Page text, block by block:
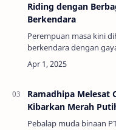
Riding dengan
Berkendara
Perempuan masa kini
berkendara dengan
kesadaran tinggi akan
itu, dalam memaknai
Ramadhipa Melesat
Kibarkan Merah
Pebalap muda binaan